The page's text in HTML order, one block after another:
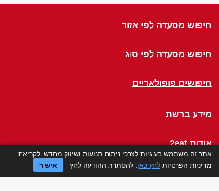
חיפוש מסעדה לפי אזור
חיפוש מסעדה לפי סוג
חיפושים פופולאריים
מידע ברשת
אודות 2eat
Click a Table
אתר זה משתמש בעוגיות לצרכי ניתוח תנועות ושיווק מחדש. לקריאת
מדיניות הפרטיות לחץ כאן . להסתרת ההודעה לחץ אישור